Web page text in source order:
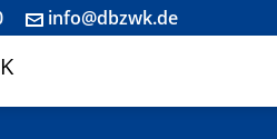
info@dbzwk.de